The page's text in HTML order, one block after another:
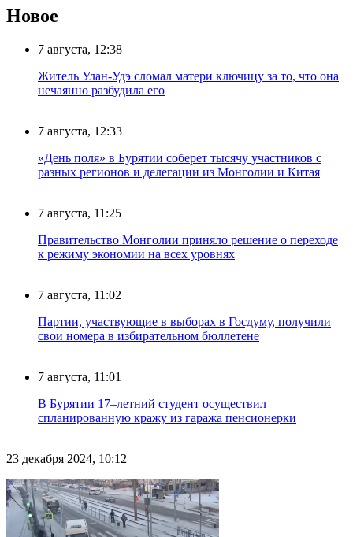
Новое
7 августа, 12:38
Житель Улан-Удэ сломал матери ключицу за то, что она
нечаянно разбудила его
7 августа, 12:33
«День поля» в Бурятии соберет тысячу участников с
разных регионов и делегации из Монголии и Китая
7 августа, 11:25
Правительство Монголии приняло решение о переходе
к режиму экономии на всех уровнях
7 августа, 11:02
Партии, участвующие в выборах в Госдуму, получили
свои номера в избирательном бюллетене
7 августа, 11:01
В Бурятии 17–летний студент осуществил
спланированную кражу из гаража пенсионерки
23 декабря 2024, 10:12